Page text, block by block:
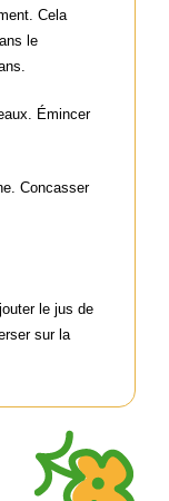
Cela
le
Émincer
Concasser
le jus de
sur la